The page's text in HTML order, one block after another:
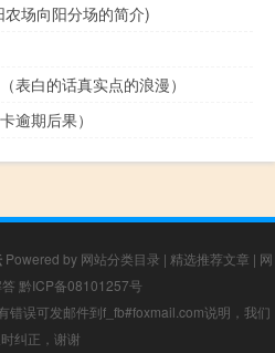
场向阳分场的简介)
表白的话真实点的浪漫）
逾期后果）
Powered by 网站分类目录 | 精选推荐文章 | 网
黔ICP备08101257号
错误可发邮件到f_fb#foxmail.com说明，我们
纠正，谢谢